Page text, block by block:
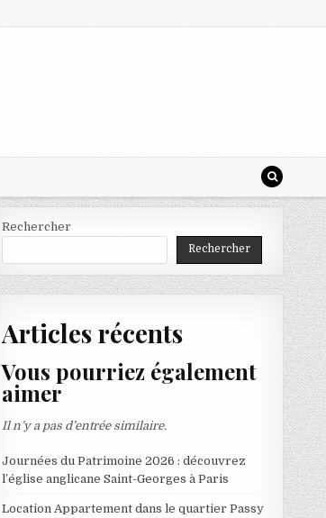
Rechercher
Rechercher
Articles récents
Vous pourriez également
aimer
Il n’y a pas d’entrée similaire.
Journées du Patrimoine 2026 : découvrez
l’église anglicane Saint-Georges à Paris
Location Appartement dans le quartier Passy